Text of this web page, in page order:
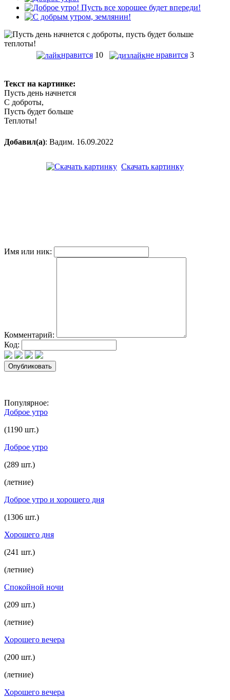
нравится 10 не нравится 3
Текст на картинке:
Пусть день начнется
С доброты,
Пусть будет больше
Теплоты!
Добавил(а): Вадим. 16.09.2022
Скачать картинку
Имя или ник:
Комментарий:
Код:
Популярное:
Доброе утро
(1190 шт.)
Доброе утро
(289 шт.)
(летние)
Доброе утро и хорошего дня
(1306 шт.)
Хорошего дня
(241 шт.)
(летние)
Спокойной ночи
(209 шт.)
(летние)
Хорошего вечера
(200 шт.)
(летние)
Хорошего вечера